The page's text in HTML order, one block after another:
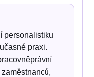
personalistiku
praxi.